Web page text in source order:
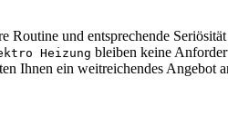
und entsprechende
Heizung bleiben keine
Ihnen ein weitreichendes Angebot